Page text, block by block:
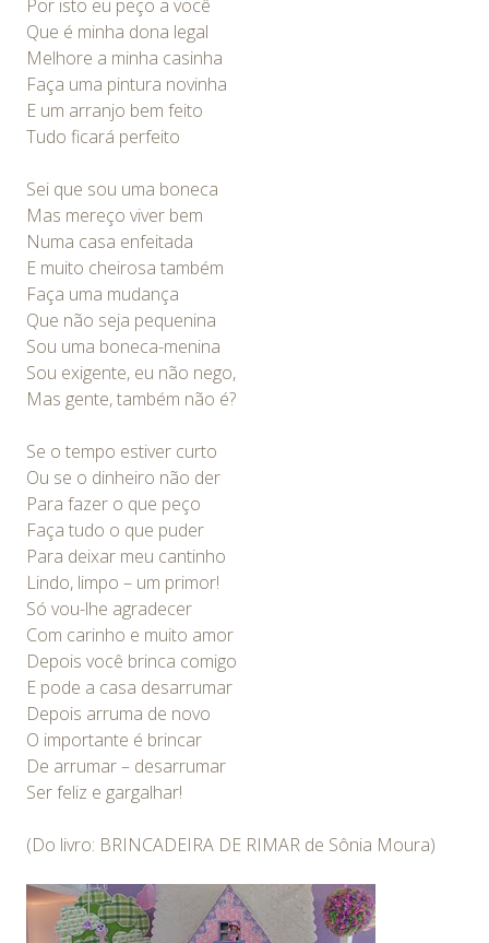
Por isto eu peço a você
Que é minha dona legal
Melhore a minha casinha
Faça uma pintura novinha
E um arranjo bem feito
Tudo ficará perfeito
Sei que sou uma boneca
Mas mereço viver bem
Numa casa enfeitada
E muito cheirosa também
Faça uma mudança
Que não seja pequenina
Sou uma boneca-menina
Sou exigente, eu não nego,
Mas gente, também não é?
Se o tempo estiver curto
Ou se o dinheiro não der
Para fazer o que peço
Faça tudo o que puder
Para deixar meu cantinho
Lindo, limpo – um primor!
Só vou-lhe agradecer
Com carinho e muito amor
Depois você brinca comigo
E pode a casa desarrumar
Depois arruma de novo
O importante é brincar
De arrumar – desarrumar
Ser feliz e gargalhar!
(Do livro: BRINCADEIRA DE RIMAR de Sônia Moura)